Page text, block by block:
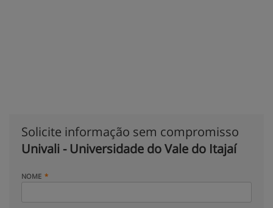
Solicite informação sem compromisso
Univali - Universidade do Vale do Itajaí
NOME